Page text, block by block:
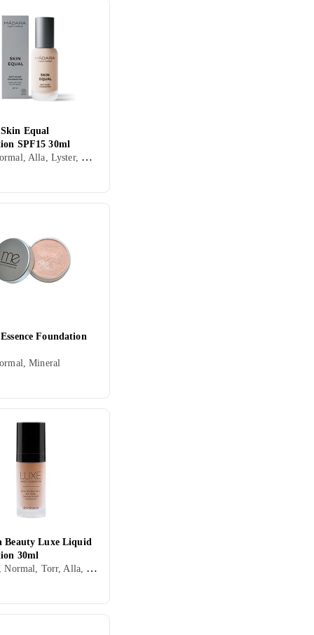
Equal
SPF15 30ml
Kräm, Normal, Alla, Lyster, Mineral, Veganskt
Foundation
Mineral
Beauty Luxe Liquid
30ml
Flytande, Normal, Torr, Alla, Återfuktande, Lyster, Uppstramande, Mineral, Parabenfri, Cruelty free